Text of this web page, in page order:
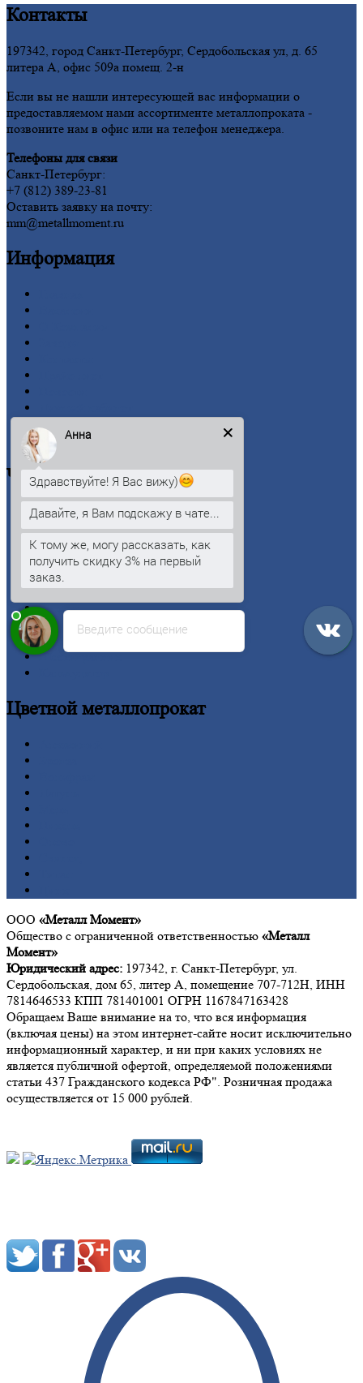
Контакты
197342, город Санкт-Петербург, Сердобольская ул, д. 65
литера А, офис 509а помещ. 2-н
Если вы не нашли интересующей вас информации о
предоставляемом нами ассортименте металлопроката -
позвоните нам в офис или на телефон менеджера.
Телефоны для связи
Санкт-Петербург:
+7 (812) 389-23-81
Оставить заявку на почту:
mm@metallmoment.ru
Информация
Оплата
Черныйметаллопрокат
Арматура
Двутавроваябалка (двутавр)
Квадрат
Кругстальной
Лист
Проволока
Рельсы
Сетка
Труба
Шестигранник
Цветнойметаллопрокат
ООО «Металл Момент»
Общество с ограниченной ответственностью «Металл
Момент»
Юридический адрес: 197342, г. Санкт-Петербург, ул.
Сердобольская, дом 65, литер А, помещение 707-712Н, ИНН
7814646533 КПП 781401001 ОГРН 1167847163428
Обращаем Ваше внимание на то, что вся информация
(включая цены) на этом интернет-сайте носит исключительно
информационный характер, и ни при каких условиях не
является публичной офертой, определяемой положениями
статьи 437 Гражданского кодекса РФ". Розничная продажа
осуществляется от 15 000 рублей.
Введите сообщение
Анна
Здравствуйте! Я Вас вижу)
Давайте, я Вам подскажу в чате...
К тому же, могу рассказать, как
получить скидку 3% на первый
заказ.